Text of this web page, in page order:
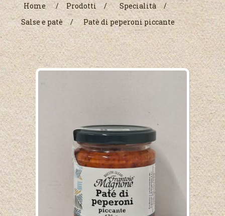
Home / Prodotti / Specialità
/
Salse e patè
/ Patè di peperoni piccante